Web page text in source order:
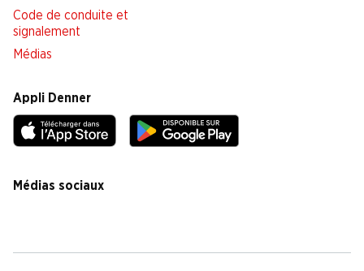
Code de conduite et
signalement
Médias
Appli Denner
Médias sociaux